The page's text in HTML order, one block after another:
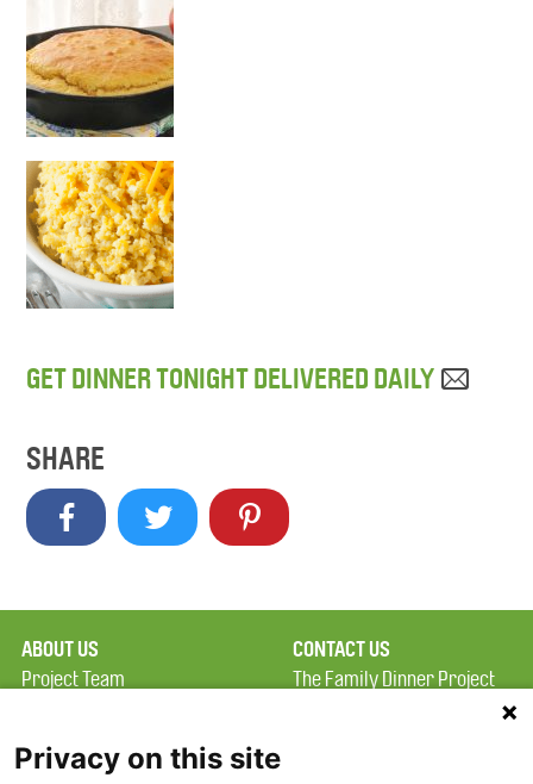
GET DINNER TONIGHT DELIVERED DAILY
SHARE
ABOUT US
Project Team
Terms of Use
CONTACT US
The Family Dinner Project
Privacy on this site